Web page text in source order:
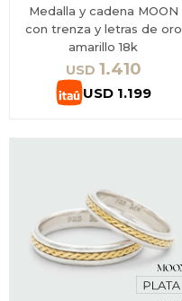
Medalla y cadena MOON
con trenza y letras de oro
amarillo 18k
USD 1.410
USD 1.199